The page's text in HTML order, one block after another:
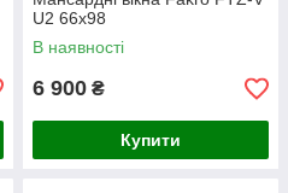
U2 66x98
В наявності
6 900 ₴
Купити